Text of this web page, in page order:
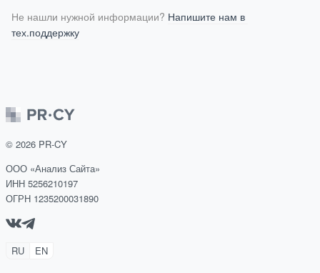
Как удалить аккаунт PR-CY?
Не нашли нужной информации? Напишите нам в
тех.поддержку
© 2026 PR-CY
ООО «Анализ Сайта»
ИНН 5256210197
ОГРН 1235200031890
RU EN